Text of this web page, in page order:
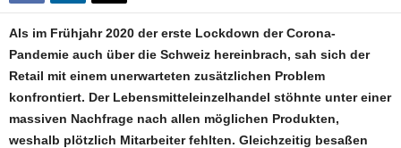
Als im Frühjahr 2020 der erste Lockdown der Corona-
Pandemie auch über die Schweiz hereinbrach, sah sich der
Retail mit einem unerwarteten zusätzlichen Problem
konfrontiert. Der Lebensmitteleinzelhandel stöhnte unter einer
massiven Nachfrage nach allen möglichen Produkten,
weshalb plötzlich Mitarbeiter fehlten. Gleichzeitig besaßen